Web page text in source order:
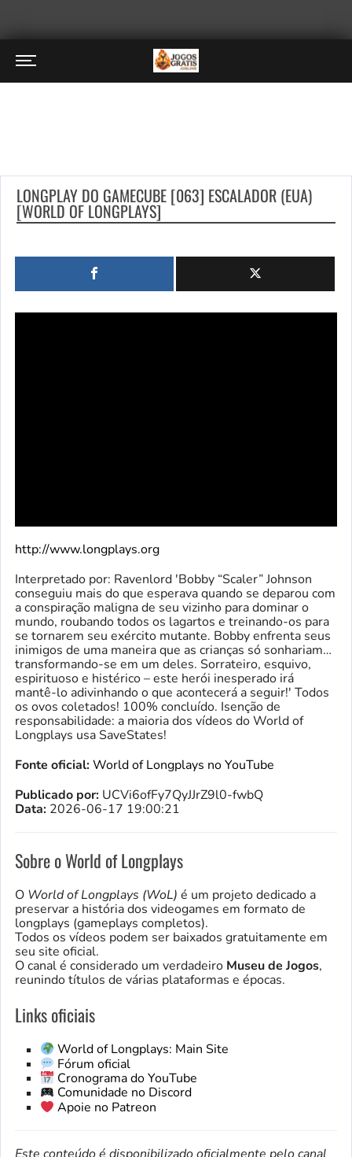
LONGPLAY DO GAMECUBE [063] ESCALADOR (EUA)
[WORLD OF LONGPLAYS]
http://www.longplays.org
Interpretado por: Ravenlord 'Bobby “Scaler” Johnson
conseguiu mais do que esperava quando se deparou com
a conspiração maligna de seu vizinho para dominar o
mundo, roubando todos os lagartos e treinando-os para
se tornarem seu exército mutante. Bobby enfrenta seus
inimigos de uma maneira que as crianças só sonhariam…
transformando-se em um deles. Sorrateiro, esquivo,
espirituoso e histérico – este herói inesperado irá
mantê-lo adivinhando o que acontecerá a seguir!' Todos
os ovos coletados! 100% concluído. Isenção de
responsabilidade: a maioria dos vídeos do World of
Longplays usa SaveStates!
Fonte oficial:World of Longplays no YouTube
Publicado por: UCVi6ofFy7QyJJrZ9l0-fwbQ
Data: 2026-06-17 19:00:21
Sobre o World of Longplays
O World of Longplays (WoL) é um projeto dedicado a
preservar a história dos videogames em formato de
longplays (gameplays completos).
Todos os vídeos podem ser baixados gratuitamente em
seu site oficial.
O canal é considerado um verdadeiro Museu de Jogos,
reunindo títulos de várias plataformas e épocas.
Links oficiais
World of Longplays: Main Site
Fórum oficial
Cronograma do YouTube
Comunidade no Discord
Apoie no Patreon